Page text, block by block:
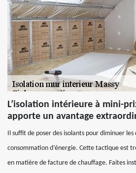
L’isolation intérieure à mini-
apporte un avantage
Il suffit de poser des isolants pour diminuer les
consommation d’énergie. Cette tactique est
en matière de facture de chauffage. Faites